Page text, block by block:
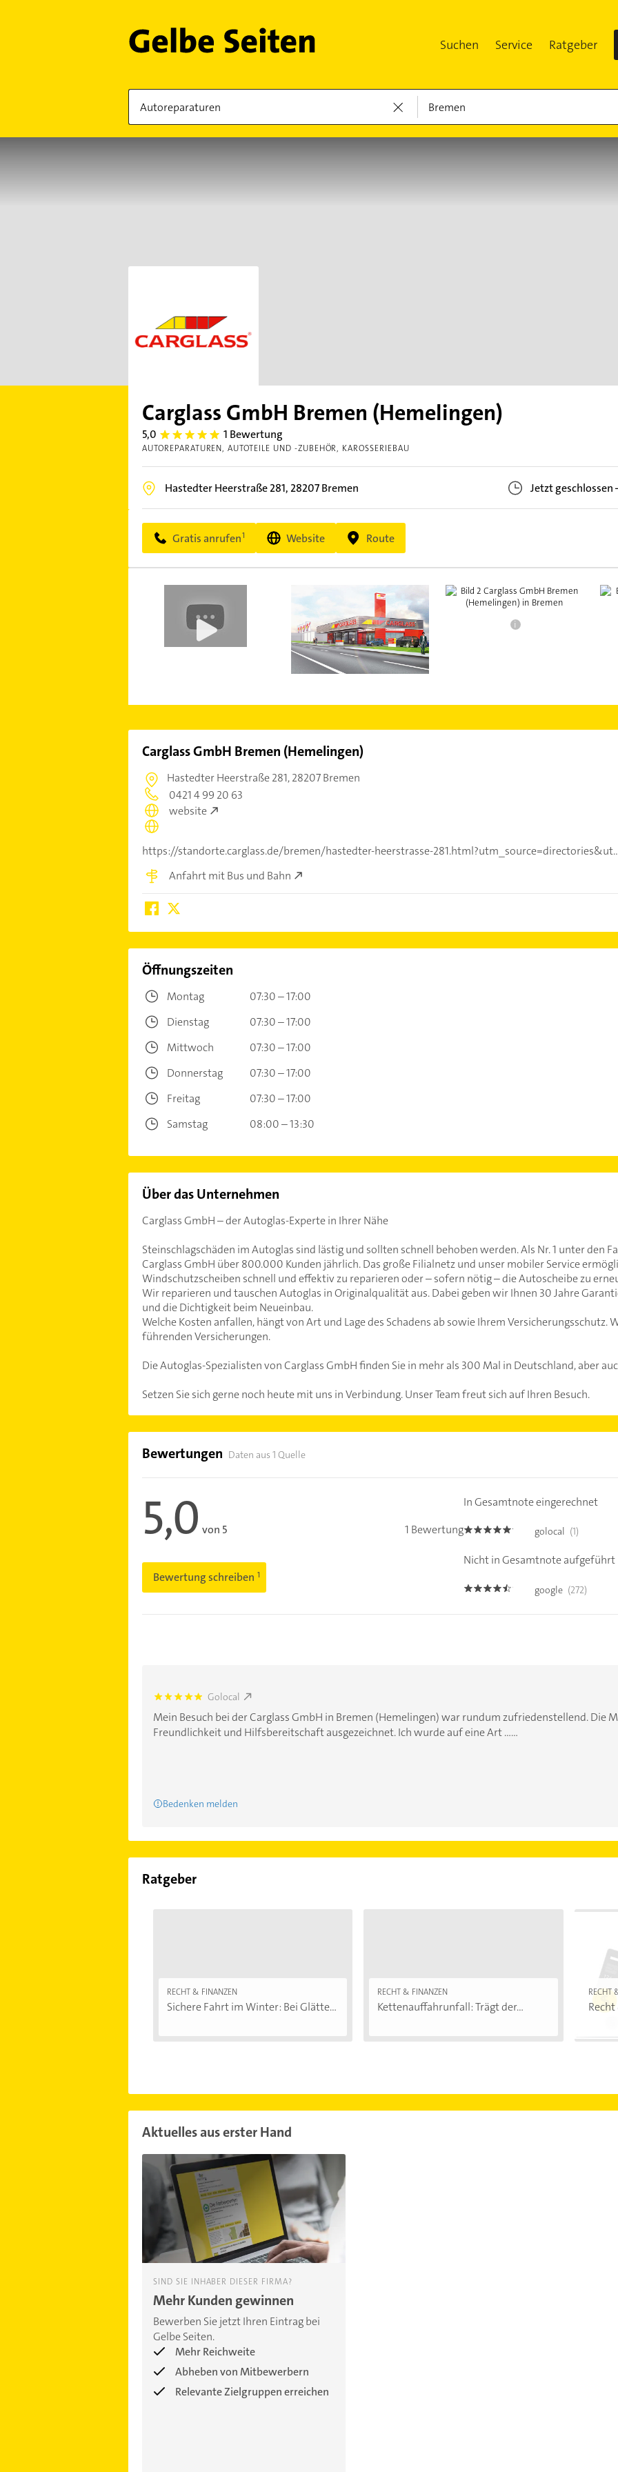
Suchen Service Ratgeber
Carglass GmbH Bremen (Hemelingen)
5,0 5.0 1 Bewertung
AUTOREPARATUREN AUTOTEILE UND -ZUBEHÖR KAROSSERIEBAU
Hastedter Heerstraße 281, 28207Bremen Jetzt geschlossen
Gratis anrufen Website Route
i
Carglass GmbH Bremen (Hemelingen)
Hastedter Heerstraße 281,28207 Bremen
0421 4 99 20 63
website
https://standorte.carglass.de/bremen/hastedter-heerstrasse-
Anfahrt mit Bus und Bahn
Öffnungszeiten
Montag
07:30 – 17:00
Dienstag
07:30 – 17:00
Mittwoch
07:30 – 17:00
Donnerstag
07:30 – 17:00
Freitag
07:30 – 17:00
Samstag
08:00 – 13:30
Über das Unternehmen
Carglass GmbH – der Autoglas-Experte in Ihrer Nähe
Steinschlagschäden im Autoglas sind lästig und sollten schnell behoben werden. Als Nr. 1 unter den
Carglass GmbH über 800.000 Kunden jährlich. Das große Filialnetz und unser mobiler Service
Windschutzscheiben schnell und effektiv zu reparieren oder – sofern nötig – die Autoscheibe zu
Wir reparieren und tauschen Autoglas in Originalqualität aus. Dabei geben wir Ihnen 30 Jahre
und die Dichtigkeit beim Neueinbau.
Welche Kosten anfallen, hängt von Art und Lage des Schadens ab sowie Ihrem Versicherungsschutz.
führenden Versicherungen.
Die Autoglas-Spezialisten von Carglass GmbH finden Sie in mehr als 300 Mal in Deutschland, aber
Setzen Sie sich gerne noch heute mit uns in Verbindung. Unser Team freut sich auf Ihren Besuch.
Bewertungen Daten aus 1 Quelle
5,0 von 5 1 Bewertung
Bewertung schreiben
In Gesamtnote eingerechnet
5.0 golocal (1)
Nicht in Gesamtnote aufgeführt
4.4 google (272)
5.0 Golocal
Mein Besuch bei der Carglass GmbH in Bremen (Hemelingen) war rundum zufriedenstellend. Die
Freundlichkeit und Hilfsbereitschaft ausgezeichnet. Ich wurde auf eine Art ......
Bedenken melden
Ratgeber
RECHT & FINANZEN
Sichere Fahrt im Winter: Bei Glätte...
RECHT & FINANZEN
Kettenauffahrunfall: Trägt der...
RECHT
Aktuelles aus erster Hand
SIND SIE INHABER DIESER FIRMA?
Mehr Kunden gewinnen
Bewerben Sie jetzt Ihren Eintrag bei
Gelbe Seiten.
Mehr Reichweite
Abheben von Mitbewerbern
Relevante Zielgruppen erreichen